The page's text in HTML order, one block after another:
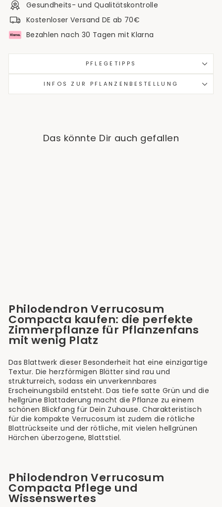
Gesundheits- und Qualitätskontrolle
Kostenloser Versand DE ab 70€
Bezahlen nach 30 Tagen mit Klarna
PFLEGETIPPS
INFOS ZUR PFLANZENBESTELLUNG
Das könnte Dir auch gefallen
Philodendron Verrucosum
Compacta kaufen: die perfekte
Zimmerpflanze für Pflanzenfans
mit wenig Platz
Das Blattwerk dieser Besonderheit hat eine einzigartige
Textur. Die herzförmigen Blätter sind rau und
strukturreich, sodass ein unverkennbares
Erscheinungsbild entsteht. Das tiefe satte Grün und die
hellgrüne Blattaderung macht die Pflanze zu einem
schönen Blickfang für Dein Zuhause. Charakteristisch
für die kompakte Verrucosum ist zudem die rötliche
Blattrückseite und der rötliche, mit vielen hellgrünen
Härchen überzogene, Blattstiel.
Philodendron Verrucosum
Compacta Pflege und
Wissenswertes